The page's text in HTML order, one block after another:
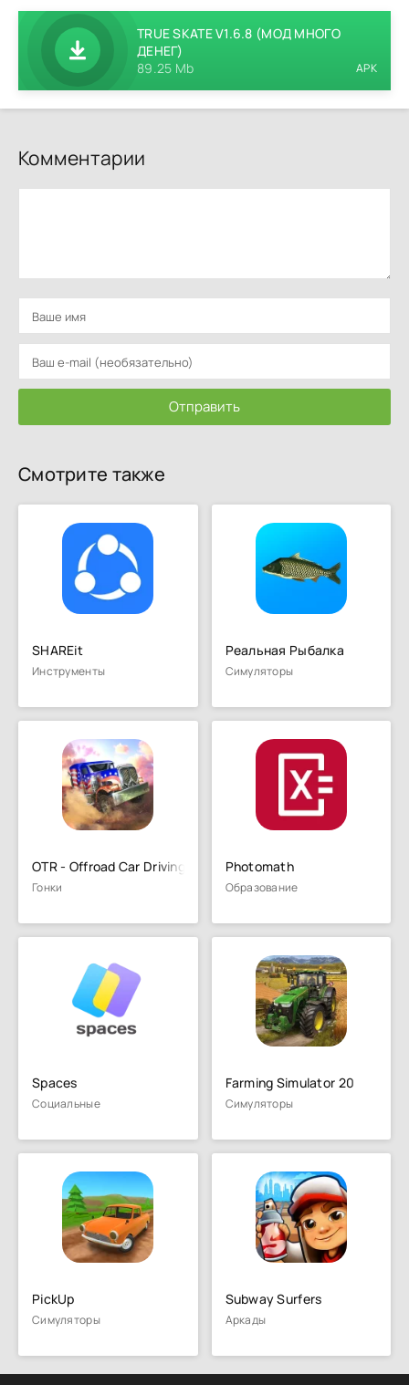
TRUE SKATE V1.6.8 (МОД МНОГО
ДЕНЕГ)
89.25 Mb
APK
Комментарии
Отправить
Смотрите также
SHAREit
Инструменты
Реальная Рыбалка
Симуляторы
OTR - Offroad Car Driving Game
Гонки
Photomath
Образование
Spaces
Социальные
Farming Simulator 20
Симуляторы
PickUp
Симуляторы
Subway Surfers
Аркады